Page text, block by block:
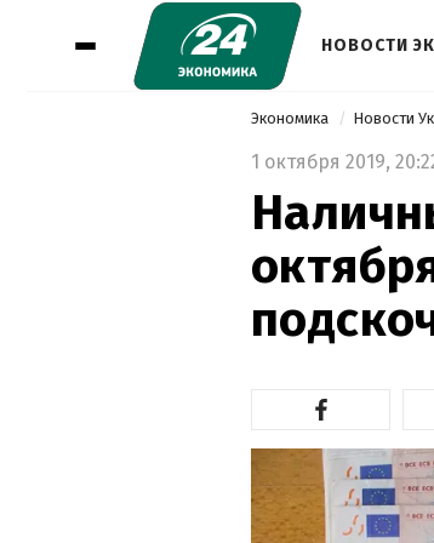
НОВОСТИ
Экономика Новости
1 октября 2019,